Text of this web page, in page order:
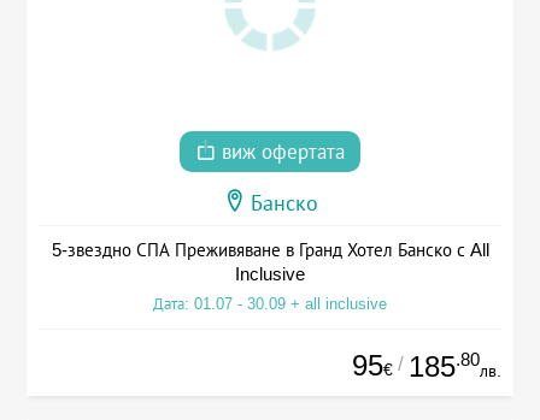
виж офертата
Банско
5-звездно СПА Преживяване в Гранд Хотел Банско с All
Inclusive
Дата: 01.07 - 30.09 + all inclusive
95€ / 185.80
лв.